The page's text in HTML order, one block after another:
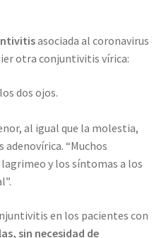
asociada al coronavirus
otra conjuntivitis vírica:
dos ojos.
al igual que la molestia,
“Muchos
y los síntomas a los
en los pacientes con
sin necesidad de